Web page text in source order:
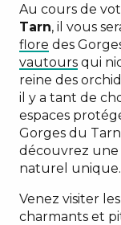
Au cours de
Tarn, il vous
flore des
vautours qui
reine des
il y a tant de
espaces
Gorges du
découvrez une
naturel unique.
Venez visiter les
charmants et